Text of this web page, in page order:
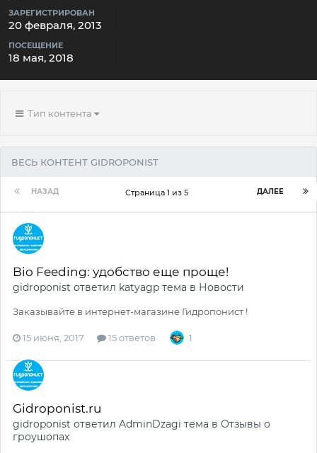
ЗАРЕГИСТРИРОВАН
20 февраля, 2013
ПОСЕЩЕНИЕ
18 мая, 2018
Тип контента
ВЕСЬ КОНТЕНТ GIDROPONIST
НАЗАД ДАЛЕЕ
Страница 1 из 5
Bio Feeding: удобство еще проще!
gidroponist ответил katyagp тема в Новости
Заказывайте в интернет-магазине Гидропонист !
15 июня, 2017 15 ответов 1
Gidroponist.ru
gidroponist ответил AdminDzagi тема в Отзывы о
гроушопах